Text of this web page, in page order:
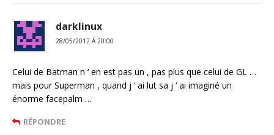
darklinux
28/05/2012 Á 20:00
Celui de Batman n ‘ en est pas un , pas plus que celui de GL …
mais pour Superman , quand j ‘ ai lut sa j ‘ ai imaginé un
énorme facepalm …
RÉPONDRE